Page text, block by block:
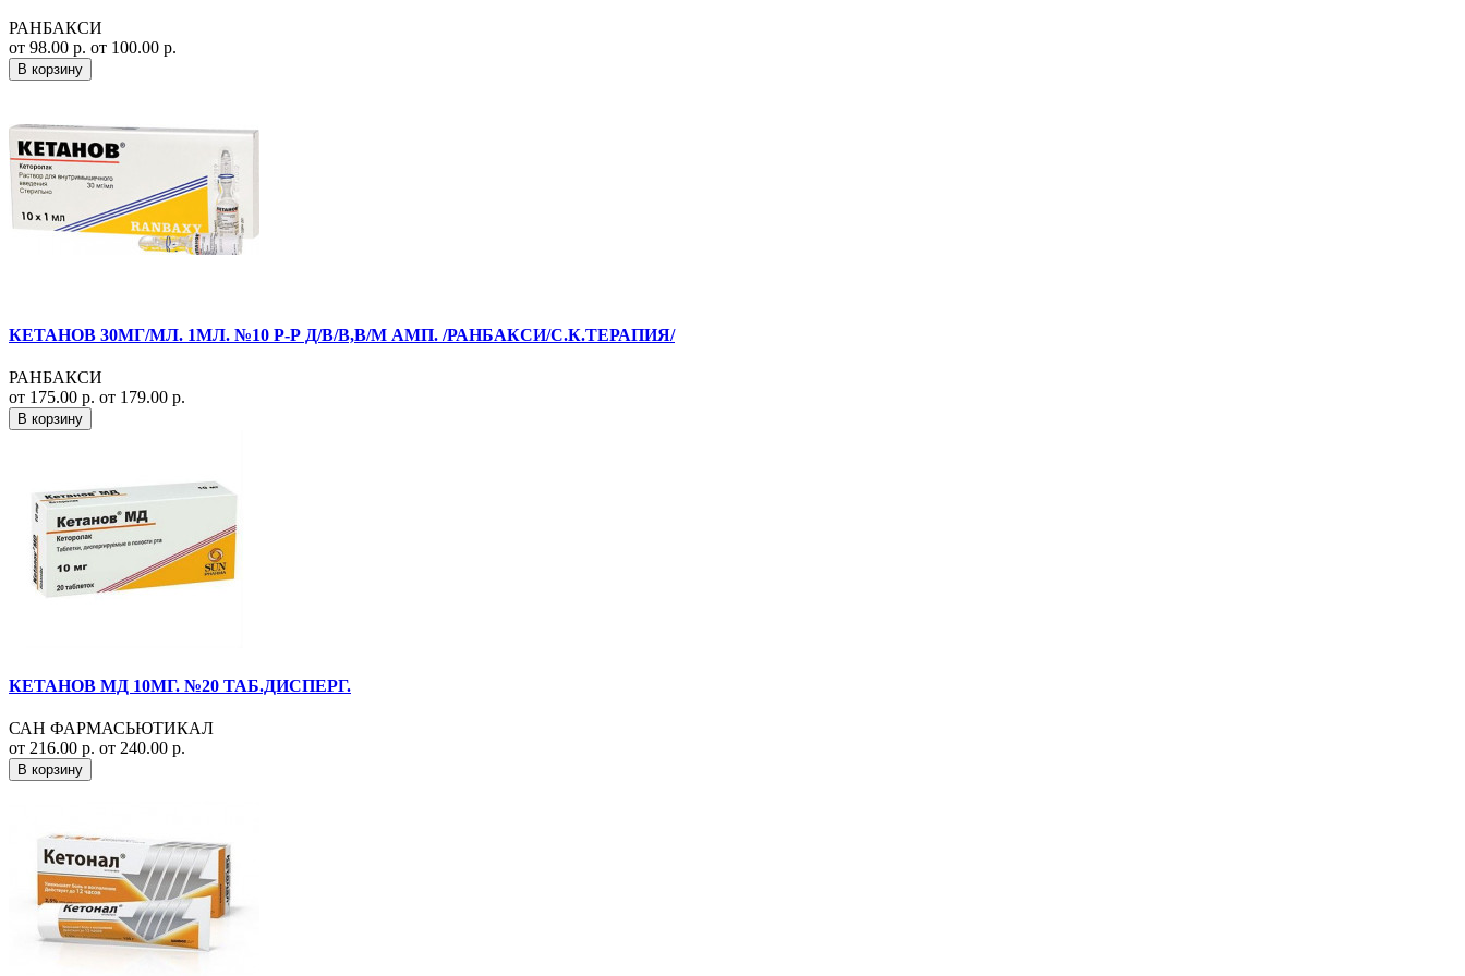
РАНБАКСИ
от 98.00 р. от 100.00 р.
В корзину
КЕТАНОВ 30МГ/МЛ. 1МЛ. №10 Р-Р Д/В/В,В/М АМП. /РАНБАКСИ/С.К.ТЕРАПИЯ/
РАНБАКСИ
от 175.00 р. от 179.00 р.
В корзину
КЕТАНОВ МД 10МГ. №20 ТАБ.ДИСПЕРГ.
САН ФАРМАСЬЮТИКАЛ
от 216.00 р. от 240.00 р.
В корзину